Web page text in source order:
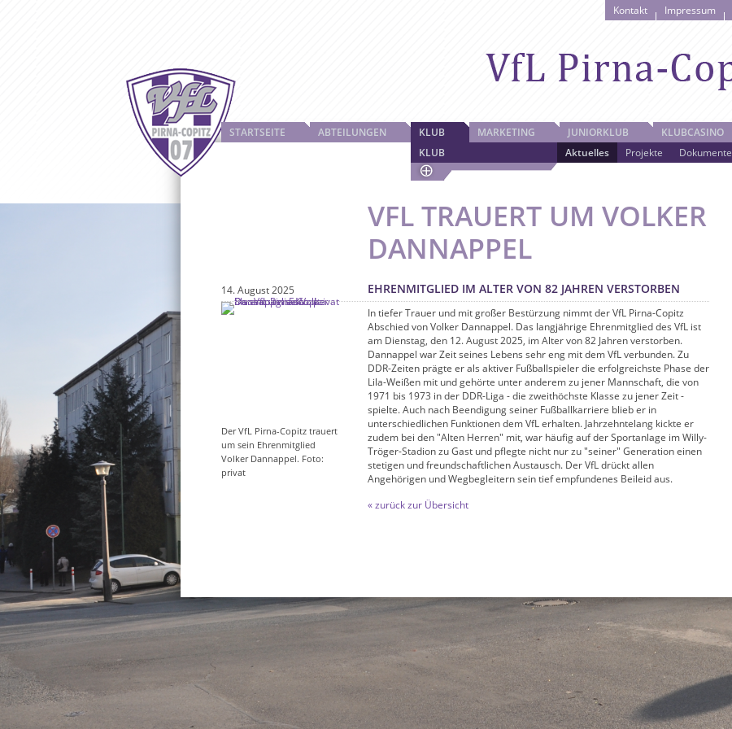
Kontakt Impressum
STARTSEITE ABTEILUNGEN
KLUB
KLUB
Aktuelles Projekte Dokumente
MARKETING JUNIORKLUB KLUBCASINO
VFL TRAUERT UM VOLKER
DANNAPPEL
EHRENMITGLIED IM ALTER VON 82 JAHREN VERSTORBEN
14. August 2025
In tiefer Trauer und mit großer Bestürzung nimmt der VfL Pirna-Copitz
Abschied von Volker Dannappel. Das langjährige Ehrenmitglied des VfL ist
am Dienstag, den 12. August 2025, im Alter von 82 Jahren verstorben.
Dannappel war Zeit seines Lebens sehr eng mit dem VfL verbunden. Zu
DDR-Zeiten prägte er als aktiver Fußballspieler die erfolgreichste Phase der
Lila-Weißen mit und gehörte unter anderem zu jener Mannschaft, die von
1971 bis 1973 in der DDR-Liga - die zweithöchste Klasse zu jener Zeit -
spielte. Auch nach Beendigung seiner Fußballkarriere blieb er in
unterschiedlichen Funktionen dem VfL erhalten. Jahrzehntelang kickte er
zudem bei den "Alten Herren" mit, war häufig auf der Sportanlage im Willy-
Tröger-Stadion zu Gast und pflegte nicht nur zu "seiner" Generation einen
stetigen und freundschaftlichen Austausch. Der VfL drückt allen
Angehörigen und Wegbegleitern sein tief empfundenes Beileid aus.
« zurück zur Übersicht
Der VfL Pirna-Copitz trauert
um sein Ehrenmitglied
Volker Dannappel. Foto:
privat